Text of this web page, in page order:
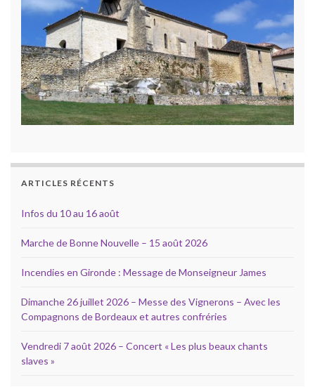
ARTICLES RÉCENTS
Infos du 10 au 16 août
Marche de Bonne Nouvelle – 15 août 2026
Incendies en Gironde : Message de Monseigneur James
Dimanche 26 juillet 2026 – Messe des Vignerons – Avec les
Compagnons de Bordeaux et autres confréries
Vendredi 7 août 2026 – Concert « Les plus beaux chants
slaves »